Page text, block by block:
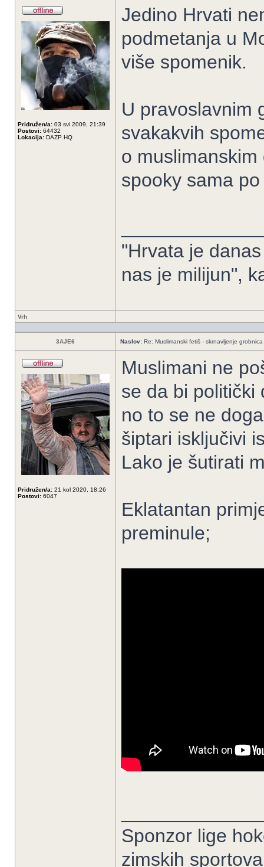
Pridružen/a: 03 svi 2009, 21:39
Postovi: 64432
Lokacija: DAZP HQ
Jedino Hrvati
podmetanja u
više spomenik.
U pravoslavnim
svakakvih
o
spooky sama
"Hrvata je
nas je milijun",
Vrh
3AJE6 Naslov: Re: Muslimanski fetiš - skrnavljenje
Pridružen/a: 21 kol 2020, 18:26
Postovi: 6047
Muslimani ne
se da bi politički
no to se ne
šiptari isključivi
Lako je šutirati
Eklatantan
preminule;
Sponzor lige
zimskih